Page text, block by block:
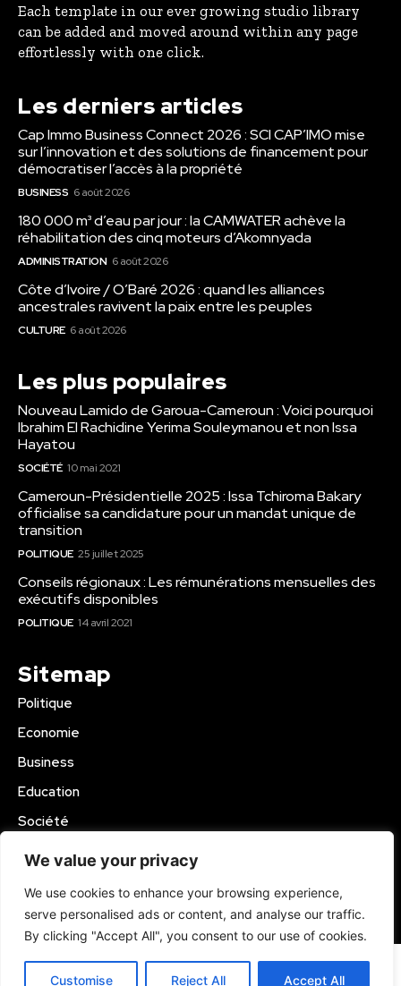
We value your privacy
We use cookies to enhance your browsing experience,
serve personalised ads or content, and analyse our traffic.
By clicking "Accept All", you consent to our use of cookies.
Customise Reject All Accept All
Each template in our ever growing studio library
can be added and moved around within any page
effortlessly with one click.
Les derniers articles
Cap Immo Business Connect 2026 : SCI CAP’IMO mise
sur l’innovation et des solutions de financement pour
démocratiser l’accès à la propriété
BUSINESS 6 août 2026
180 000 m³ d’eau par jour : la CAMWATER achève la
réhabilitation des cinq moteurs d’Akomnyada
ADMINISTRATION 6 août 2026
Côte d’Ivoire / O’Baré 2026 : quand les alliances
ancestrales ravivent la paix entre les peuples
CULTURE 6 août 2026
Les plus populaires
Nouveau Lamido de Garoua-Cameroun : Voici pourquoi
Ibrahim El Rachidine Yerima Souleymanou et non Issa
Hayatou
SOCIÉTÉ 10 mai 2021
Cameroun-Présidentielle 2025 : Issa Tchiroma Bakary
officialise sa candidature pour un mandat unique de
transition
POLITIQUE 25 juillet 2025
Conseils régionaux : Les rémunérations mensuelles des
exécutifs disponibles
POLITIQUE 14 avril 2021
Sitemap
Politique
Economie
Business
Education
Société
Sport
© 2024 Kamer Infos+. All Rights Reserved.